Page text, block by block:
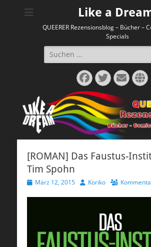
Like a
QUEERER Rezensionsblog – Bücher –
Specials
Suchen
nach:
Facebook
Twitter
E-
Mail
[ROMAN] Das Faustus-
Tim Spohn
Veröffentlicht
März 12, 2015 AutorKoriko